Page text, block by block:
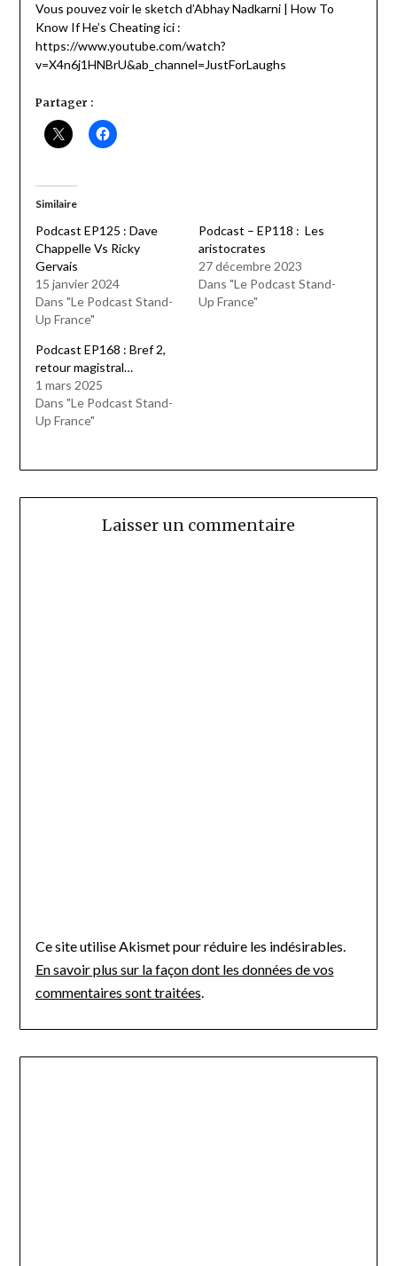
Vous pouvez voir le sketch d’Abhay Nadkarni | How To
Know If He’s Cheating ici :
https://www.youtube.com/watch?
v=X4n6j1HNBrU&ab_channel=JustForLaughs
Partager :
Similaire
Podcast EP125 : Dave
Chappelle Vs Ricky
Gervais
15 janvier 2024
Dans "Le Podcast Stand-
Up France"
Podcast – EP118 : Les
aristocrates
27 décembre 2023
Dans "Le Podcast Stand-
Up France"
Podcast EP168 : Bref 2,
retour magistral…
1 mars 2025
Dans "Le Podcast Stand-
Up France"
Laisser un commentaire
Ce site utilise Akismet pour réduire les indésirables.
En savoir plus sur la façon dont les données de vos
commentaires sont traitées